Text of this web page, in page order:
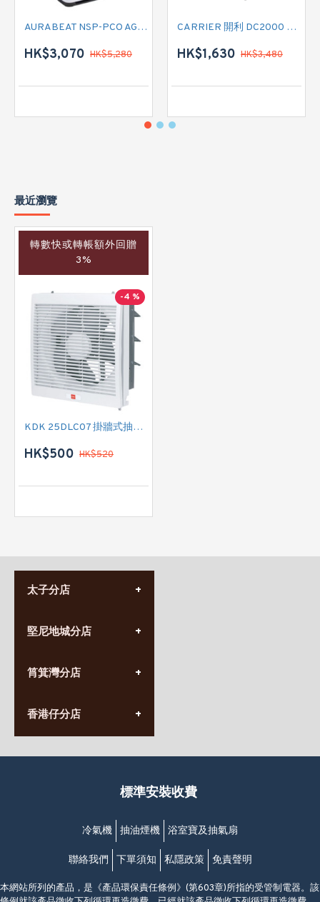
AURABEAT NSP-PCO AG+空氣淨化機
HK$3,070 HK$5,280
CARRIER 開利 DC2000 負離子空氣淨化抽濕機
HK$1,630 HK$3,480
最近瀏覽
轉數快或轉帳額外回贈
3%
-4 %
KDK 25DLC07 掛牆式抽氣扇
HK$500 HK$520
太子分店
營業時間:
九龍太子太子道西141號
堅尼地城分店
營業時間:
香港堅尼地城卑路乍街
(堅尼地城地鐵站B出口)
筲箕灣分店
營業時間:
(10:00am-20:30pm)
香港仔分店
營業時間:
香港香港仔成都道20-28號
(黃竹坑地鐵站轉4M專線小巴)
標準安裝收費
冷氣機 抽油煙機 浴室寶及抽氣扇
聯絡我們 下單須知 私隱政策 免責聲明
本網站所列的產品，是《產品環保責任條例》(第603章)所指的受管制電器。該